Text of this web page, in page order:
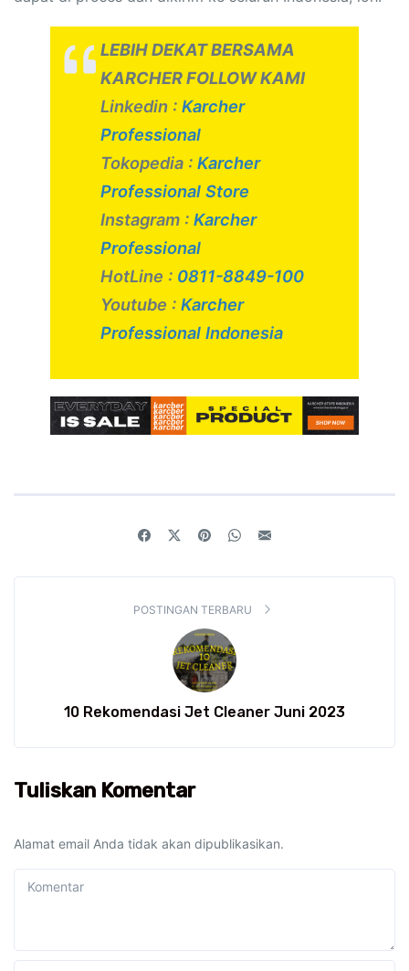
LEBIH DEKAT BERSAMA
KARCHER FOLLOW KAMI
Linkedin : Karcher
Professional
Tokopedia : Karcher
Professional Store
Instagram : Karcher
Professional
HotLine : 0811-8849-100
Youtube : Karcher
Professional Indonesia
POSTINGAN TERBARU
10 Rekomendasi Jet Cleaner Juni 2023
Tuliskan Komentar
Alamat email Anda tidak akan dipublikasikan.
Komentar